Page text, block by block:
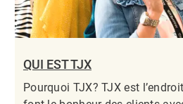
QUI EST TJX
Pourquoi TJX? TJX est